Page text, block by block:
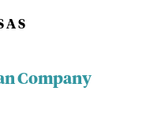
A S
Company